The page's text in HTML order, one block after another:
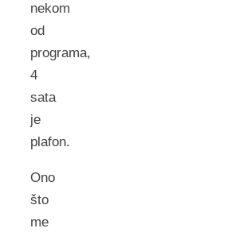
nekom
od
programa,
4
sata
je
plafon.
Ono
što
me